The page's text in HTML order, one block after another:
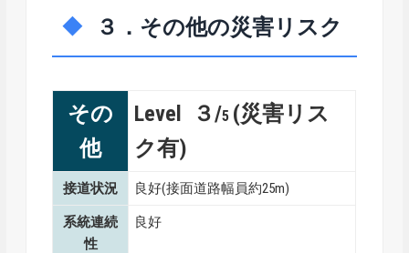
３．その他の災害リスク
その
他
Level ３/5 (災害リス
ク有)
接道状況 良好(接面道路幅員約25m)
系統連続
性
良好